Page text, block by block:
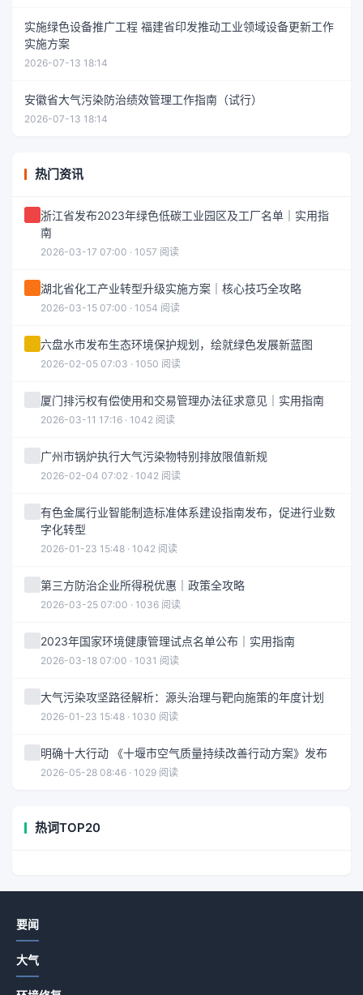
实施绿色设备推广工程 福建省印发推动工业领域设备更新工作
实施方案
2026-07-13 18:14
安徽省大气污染防治绩效管理工作指南（试行）
2026-07-13 18:14
热门资讯
浙江省发布2023年绿色低碳工业园区及工厂名单｜实用指
南
2026-03-17 07:00 · 1057 阅读
湖北省化工产业转型升级实施方案｜核心技巧全攻略
2026-03-15 07:00 · 1054 阅读
六盘水市发布生态环境保护规划，绘就绿色发展新蓝图
2026-02-05 07:03 · 1050 阅读
厦门排污权有偿使用和交易管理办法征求意见｜实用指南
2026-03-11 17:16 · 1042 阅读
广州市锅炉执行大气污染物特别排放限值新规
2026-02-04 07:02 · 1042 阅读
有色金属行业智能制造标准体系建设指南发布，促进行业数
字化转型
2026-01-23 15:48 · 1042 阅读
第三方防治企业所得税优惠｜政策全攻略
2026-03-25 07:00 · 1036 阅读
2023年国家环境健康管理试点名单公布｜实用指南
2026-03-18 07:00 · 1031 阅读
大气污染攻坚路径解析：源头治理与靶向施策的年度计划
2026-01-23 15:48 · 1030 阅读
明确十大行动 《十堰市空气质量持续改善行动方案》发布
2026-05-28 08:46 · 1029 阅读
热词TOP20
要闻
大气